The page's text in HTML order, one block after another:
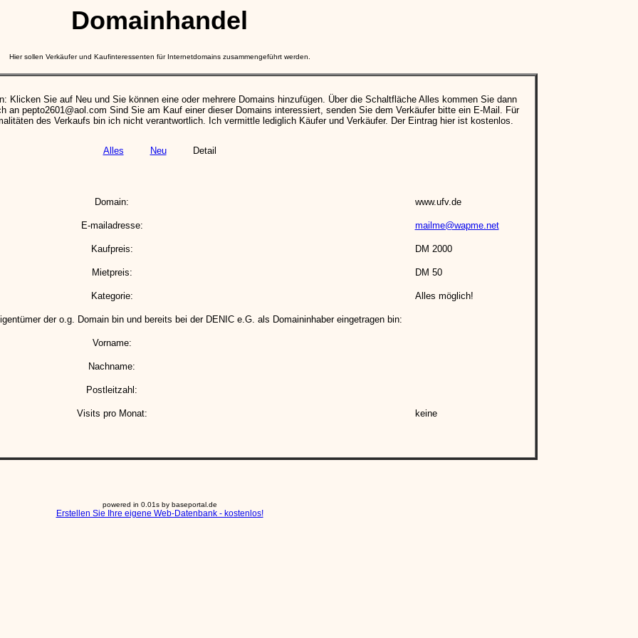
Domainhandel
Hier sollen Verkäufer und Kaufinteressenten für Internetdomains zusammengeführt werden.
Klicken Sie auf Neu und Sie können eine oder mehrere Domains hinzufügen. Über die Schaltfläche Alles kommen Sie dann
an pepto2601@aol.com Sind Sie am Kauf einer dieser Domains interessiert, senden Sie dem Verkäufer bitte ein E-Mail. Für
des Verkaufs bin ich nicht verantwortlich. Ich vermittle lediglich Käufer und Verkäufer. Der Eintrag hier ist kostenlos.
Alles Neu Detail
Domain: www.ufv.de
E-mailadresse: mailme@wapme.net
Kaufpreis: DM 2000
Mietpreis: DM 50
Kategorie: Alles möglich!
der o.g. Domain bin und bereits bei der DENIC e.G. als Domaininhaber eingetragen bin:
Vorname:
Nachname:
Postleitzahl:
Visits pro Monat: keine
powered in 0.01s by baseportal.de
Erstellen Sie Ihre eigene Web-Datenbank - kostenlos!